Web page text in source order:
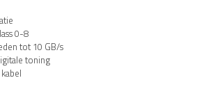
0-8
tot 10 GB/s
toning